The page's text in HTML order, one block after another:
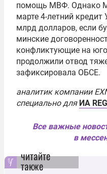
помощь МВФ. Однако
марте 4-летний кредит
млрд долларов, если
минские
конфликтующие на
продолжили отвод
зафиксировала ОБСЕ.
аналитик компании
специально для ИА
Все важные
в
читайте
также